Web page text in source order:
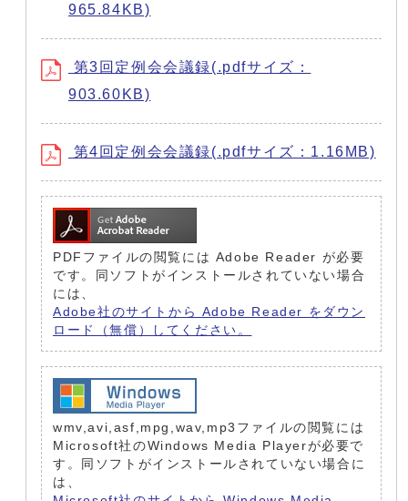
965.84KB)
第3回定例会会議録(.pdfサイズ：
903.60KB)
第4回定例会会議録(.pdfサイズ：1.16MB)
PDFファイルの閲覧には Adobe Reader が必要
です。同ソフトがインストールされていない場合
には、
Adobe社のサイトから Adobe Reader をダウン
ロード（無償）してください。
wmv,avi,asf,mpg,wav,mp3ファイルの閲覧には
Microsoft社のWindows Media Playerが必要で
す。同ソフトがインストールされていない場合に
は、